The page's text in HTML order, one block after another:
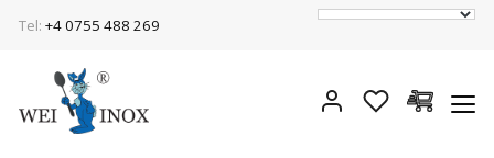
Tel: +4 0755 488 269